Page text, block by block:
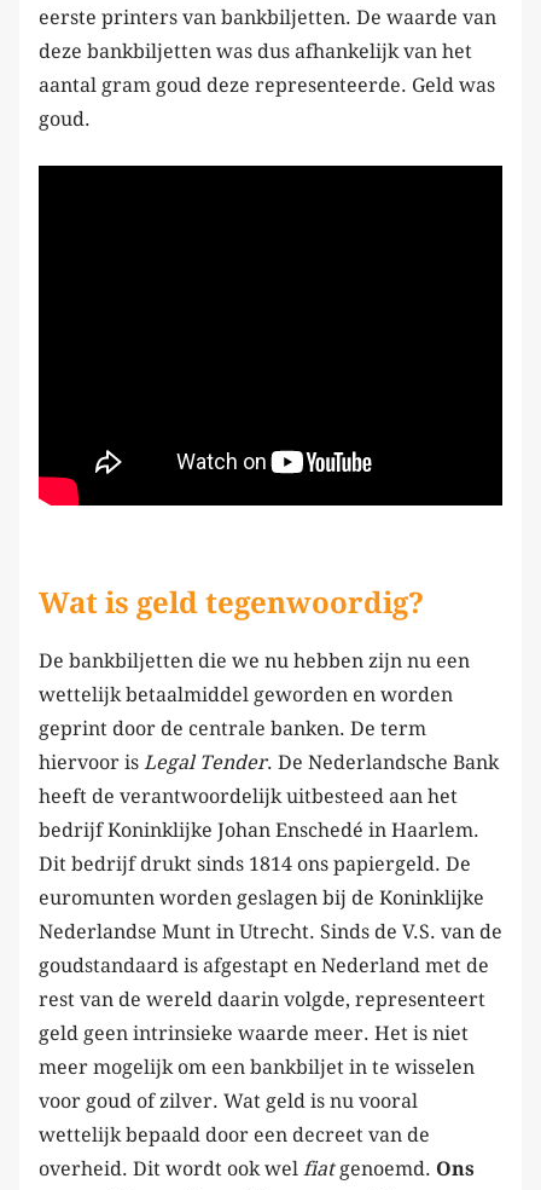
eerste printers van bankbiljetten. De waarde van
deze bankbiljetten was dus afhankelijk van het
aantal gram goud deze representeerde. Geld was
goud.
Wat is geld tegenwoordig?
De bankbiljetten die we nu hebben zijn nu een
wettelijk betaalmiddel geworden en worden
geprint door de centrale banken. De term
hiervoor is Legal Tender. De Nederlandsche Bank
heeft de verantwoordelijk uitbesteed aan het
bedrijf Koninklijke Johan Enschedé in Haarlem.
Dit bedrijf drukt sinds 1814 ons papiergeld. De
euromunten worden geslagen bij de Koninklijke
Nederlandse Munt in Utrecht. Sinds de V.S. van de
goudstandaard is afgestapt en Nederland met de
rest van de wereld daarin volgde, representeert
geld geen intrinsieke waarde meer. Het is niet
meer mogelijk om een bankbiljet in te wisselen
voor goud of zilver. Wat geld is nu vooral
wettelijk bepaald door een decreet van de
overheid. Dit wordt ook wel fiatgenoemd. Ons